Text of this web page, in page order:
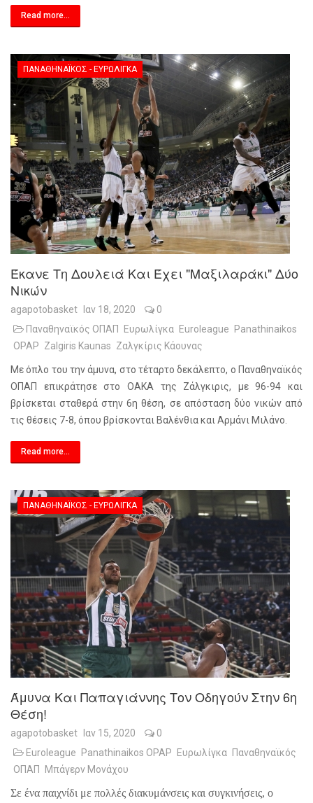
Read more...
ΠΑΝΑΘΗΝΑΪΚΌΣ - ΕΥΡΩΛΊΓΚΑ
Έκανε Τη Δουλειά Και Έχει "μαξιλαράκι" Δύο
Νικών
agapotobasket Ιαν 18, 2020
0
Παναθηναϊκός ΟΠΑΠ
Ευρωλίγκα Euroleague
Panathinaikos
OPAP Zalgiris Kaunas Ζαλγκίρις Κάουνας
Με όπλο του την άμυνα, στο τέταρτο δεκάλεπτο, ο Παναθηναϊκός
ΟΠΑΠ επικράτησε στο ΟΑΚΑ της Ζάλγκιρις, με 96-94 και
βρίσκεται σταθερά στην 6η θέση, σε απόσταση δύο νικών από
τις θέσεις 7-8, όπου βρίσκονται Βαλένθια και Αρμάνι Μιλάνο.
Read more...
ΠΑΝΑΘΗΝΑΪΚΌΣ - ΕΥΡΩΛΊΓΚΑ
Άμυνα Και Παπαγιάννης Τον Οδηγούν Στην 6η
Θέση!
agapotobasket Ιαν 15, 2020
0
Euroleague
Panathinaikos OPAP Ευρωλίγκα
Παναθηναϊκός
ΟΠΑΠ
Μπάγερν Μονάχου
Σε ένα παιχνίδι με πολλές διακυμάνσεις και συγκινήσεις, ο